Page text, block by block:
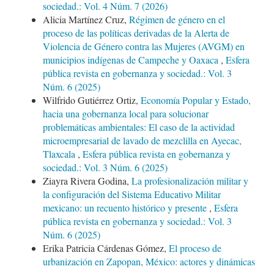
sociedad.: Vol. 4 Núm. 7 (2026)
Alicia Martínez Cruz, Régimen de género en el
proceso de las políticas derivadas de la Alerta de
Violencia de Género contra las Mujeres (AVGM) en
municipios indígenas de Campeche y Oaxaca , Esfera
pública revista en gobernanza y sociedad.: Vol. 3
Núm. 6 (2025)
Wilfrido Gutiérrez Ortiz, Economía Popular y Estado,
hacia una gobernanza local para solucionar
problemáticas ambientales: El caso de la actividad
microempresarial de lavado de mezclilla en Ayecac,
Tlaxcala , Esfera pública revista en gobernanza y
sociedad.: Vol. 3 Núm. 6 (2025)
Ziayra Rivera Godina, La profesionalización militar y
la configuración del Sistema Educativo Militar
mexicano: un recuento histórico y presente , Esfera
pública revista en gobernanza y sociedad.: Vol. 3
Núm. 6 (2025)
Erika Patricia Cárdenas Gómez, El proceso de
urbanización en Zapopan, México: actores y dinámicas